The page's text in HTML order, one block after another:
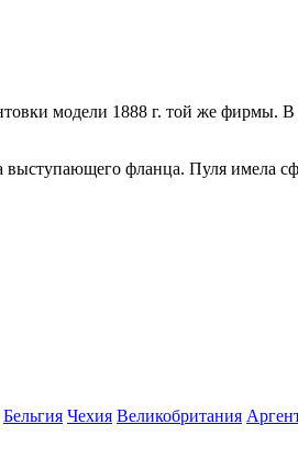
модели 1888 г. той же фирмы.
выступающего фланца. Пуля имела
Бельгия Чехия Великобритания